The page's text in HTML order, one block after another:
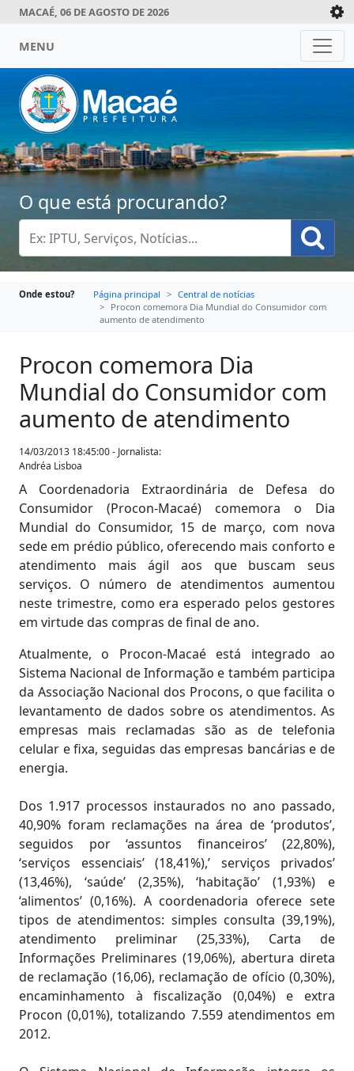
MACAÉ, 06 DE AGOSTO DE 2026
MENU
O que está procurando?
Onde estou? Página principal
Central de notícias
Procon comemora Dia Mundial do Consumidor com
aumento de atendimento
Procon comemora Dia
Mundial do Consumidor com
aumento de atendimento
14/03/2013 18:45:00 - Jornalista:
Andréa Lisboa
A Coordenadoria Extraordinária de Defesa do
Consumidor (Procon-Macaé) comemora o Dia
Mundial do Consumidor, 15 de março, com nova
sede em prédio público, oferecendo mais conforto e
atendimento mais ágil aos que buscam seus
serviços. O número de atendimentos aumentou
neste trimestre, como era esperado pelos gestores
em virtude das compras de final de ano.
Atualmente, o Procon-Macaé está integrado ao
Sistema Nacional de Informação e também participa
da Associação Nacional dos Procons, o que facilita o
levantamento de dados sobre os atendimentos. As
empresas mais reclamadas são as de telefonia
celular e fixa, seguidas das empresas bancárias e de
energia.
Dos 1.917 processos instaurados no ano passado,
40,90% foram reclamações na área de ‘produtos’,
seguidos por ‘assuntos financeiros’ (22,80%),
‘serviços essenciais’ (18,41%),’ serviços privados’
(13,46%), ‘saúde’ (2,35%), ‘habitação’ (1,93%) e
‘alimentos’ (0,16%). A coordenadoria oferece sete
tipos de atendimentos: simples consulta (39,19%),
atendimento preliminar (25,33%), Carta de
Informações Preliminares (19,06%), abertura direta
de reclamação (16,06), reclamação de ofício (0,30%),
encaminhamento à fiscalização (0,04%) e extra
Procon (0,01%), totalizando 7.559 atendimentos em
2012.